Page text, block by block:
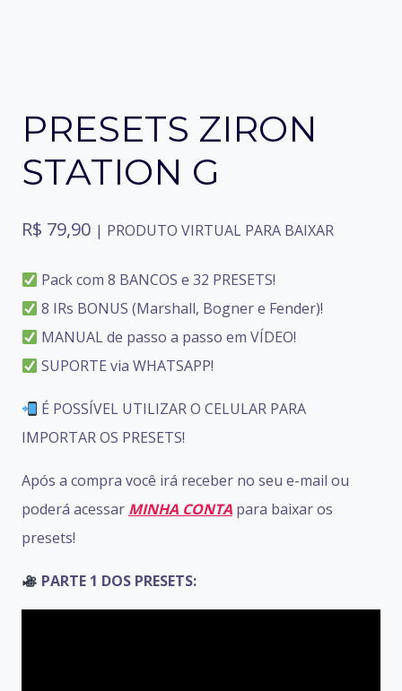
PRESETS ZIRON
STATION G
R$ 79,90 | PRODUTO VIRTUAL PARA BAIXAR
Pack com 8 BANCOS e 32 PRESETS!
8 IRs BONUS (Marshall, Bogner e Fender)!
MANUAL de passo a passo em VÍDEO!
SUPORTE via WHATSAPP!
É POSSÍVEL UTILIZAR O CELULAR PARA
IMPORTAR OS PRESETS!
Após a compra você irá receber no seu e-mail ou
poderá acessar MINHA CONTA para baixaros
presets!
PARTE 1 DOS PRESETS: